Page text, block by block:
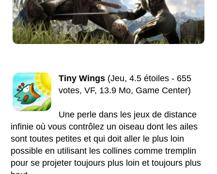
Tiny Wings (Jeu, 4.5 étoiles - 655
votes, VF, 13.9 Mo, Game Center)
Une perle dans les jeux de distance
infinie où vous contrôlez un oiseau dont les ailes
sont toutes petites et qui doit aller le plus loin
possible en utilisant les collines comme tremplin
pour se projeter toujours plus loin et toujours plus